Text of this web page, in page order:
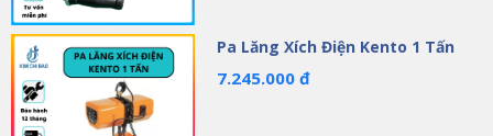
Pa Lăng Xích Điện Kento 1 Tấn
7.245.000 đ